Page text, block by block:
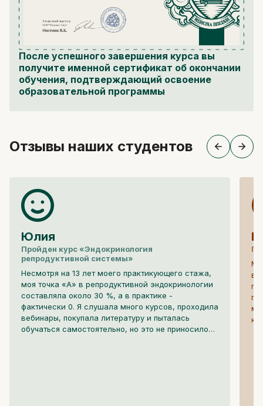
После успешного завершения курса вы
получите именной сертификат об окончании
обучения, подтверждающий освоение
образовательной программы
Отзывы наших студентов
Юлия
Пройден курс «Эндокринология
репродуктивной системы»
Несмотря на 13 лет моего практикующего стажа,
моя точка «А» в репродуктивной эндокринологии
составляла около 30 %, а в практике -
фактически 0. Я слушала много курсов, проходила
вебинары, покупала литературу и пыталась
обучаться самостоятельно, но это не приносило
Мы